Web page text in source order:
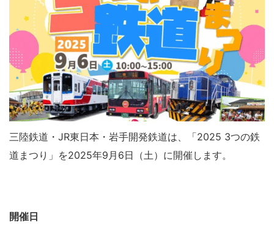
三陸鉄道・JR東日本・岩手開発鉄道は、「2025 3つの鉄
道まつり」を2025年9月6日（土）に開催します。
開催日